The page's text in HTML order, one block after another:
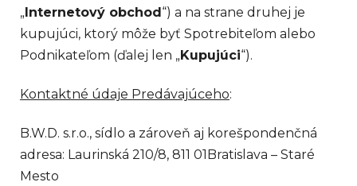
„ Internetový obchod “) a na strane druhej je
kupujúci, ktorý môže byť Spotrebiteľom alebo
Podnikateľom (ďalej len „Kupujúci“).
Kontaktné údaje Predávajúceho:
B.W.D. s.r.o., sídlo a zároveň aj korešpondenčná
adresa: Laurinská 210/8, 811 01Bratislava – Staré
Mesto